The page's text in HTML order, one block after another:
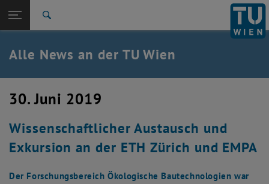
TU Login
Quicklinks
Quicklinks-Menü umschalten
Studium
Karriere
Zurück: Subseiten von TU Wien Startseite auflisten
Zurück zur letzten Ebene:
TU Wien Startseite
Übersicht
Alle News an der TU Wien
30. Juni 2019
Wissenschaftlicher Austausch und
Exkursion an der ETH Zürich und EMPA
Der Forschungsbereich Ökologische Bautechnologien war